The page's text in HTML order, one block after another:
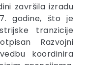
završila izradu
godine, što je
tranzicije
Razvojni
koordinira